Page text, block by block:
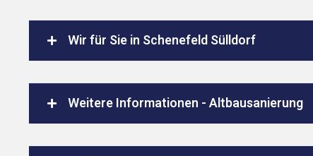
Wir für Sie in Schenefeld Sülldorf
Weitere Informationen - Altbausanierung